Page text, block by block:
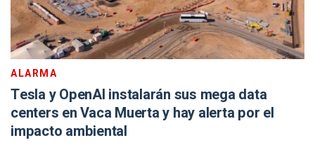
ALARMA
Tesla y OpenAI instalarán sus mega data
centers en Vaca Muerta y hay alerta por el
impacto ambiental